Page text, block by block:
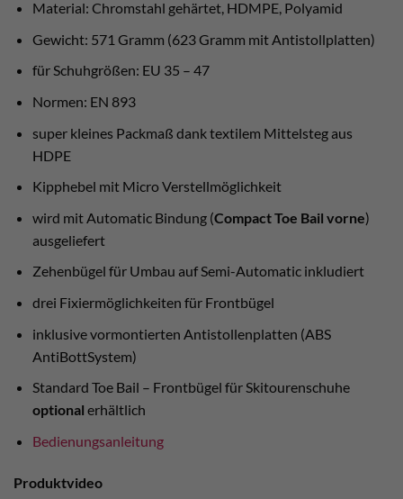
Material: Chromstahl gehärtet, HDMPE, Polyamid
Gewicht: 571 Gramm (623 Gramm mit Antistollplatten)
für Schuhgrößen: EU 35 – 47
Normen: EN 893
super kleines Packmaß dank textilem Mittelsteg aus
HDPE
Kipphebel mit Micro Verstellmöglichkeit
wird mit Automatic Bindung (Compact Toe Bail vorne)
ausgeliefert
Zehenbügel für Umbau auf Semi-Automatic inkludiert
drei Fixiermöglichkeiten für Frontbügel
inklusive vormontierten Antistollenplatten (ABS
AntiBottSystem)
Standard Toe Bail – Frontbügel für Skitourenschuhe
optional erhältlich
Bedienungsanleitung
Produktvideo